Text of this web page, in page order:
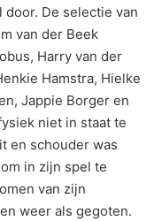
De selectie van
van der Beek
Harry van der
Hamstra, Hielke
Jappie Borger en
niet in staat te
en schouder was
in zijn spel te
van zijn
weer als gegoten.